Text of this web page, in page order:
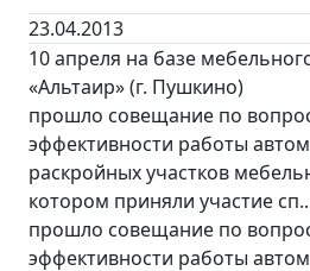
23.04.2013
10 апреля на базе
«Альтаир» (г. Пушкино)
прошло совещание по
эффективности работы
раскройных участков
котором приняли участие
прошло совещание по
эффективности работы